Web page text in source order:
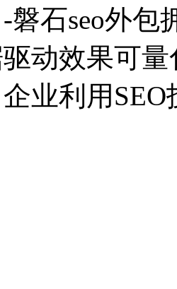
磐石seo外包
动效果可
业利用